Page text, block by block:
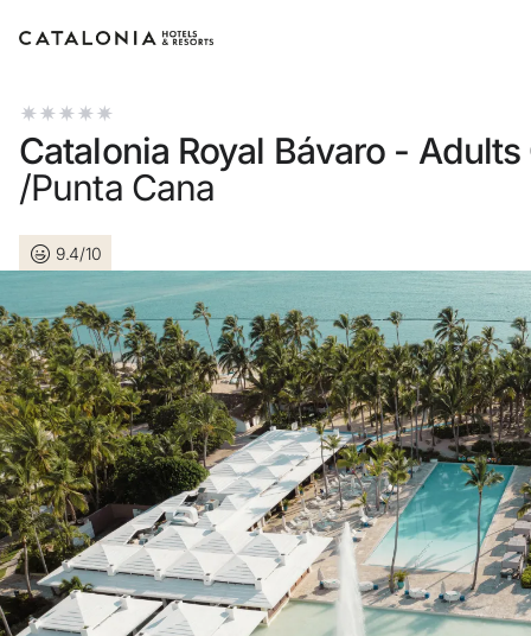
Log in op je account
Log in
Wachtwoord vergeten?
of gebruik een van deze
Aanmelden met Google
Sessie beginnen met enkel e-
Heb je nog geen account?
Een account aanmaken
Catalonia Royal Bávaro - Adults
/Punta Cana
9.4/10